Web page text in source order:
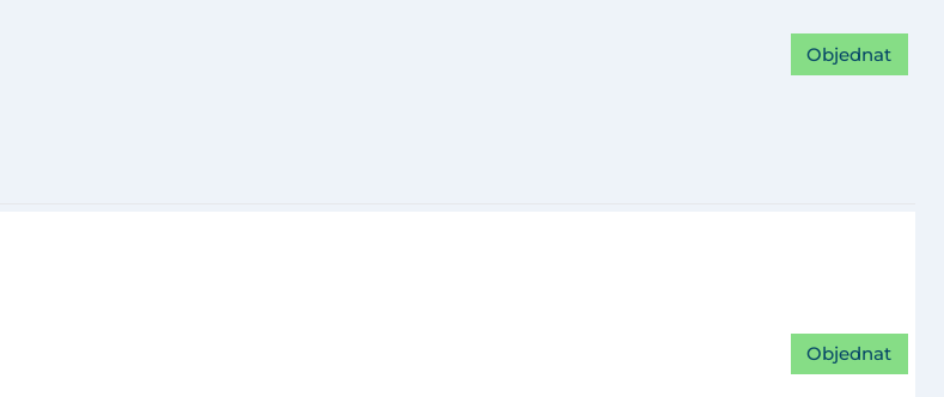
Objednat
Objednat